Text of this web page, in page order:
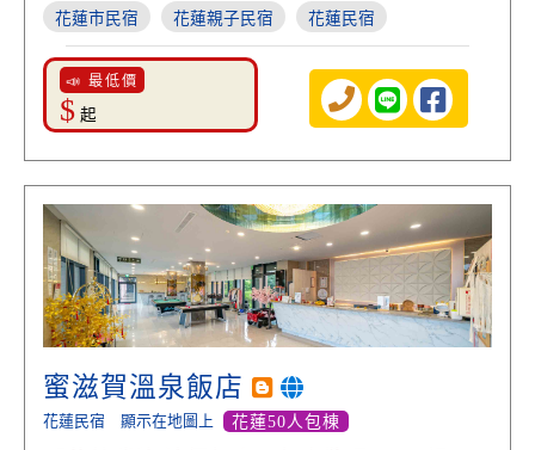
花蓮市民宿 花蓮親子民宿 花蓮民宿
📣 最低價
$ 起
蜜滋賀溫泉飯店
花蓮民宿 顯示在地圖上 花蓮50人包棟